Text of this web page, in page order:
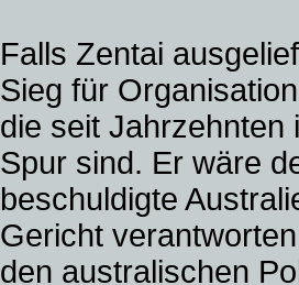
Falls Zentai
Sieg für
die seit Jahrzehnten
Spur sind. Er wäre
beschuldigte
Gericht
den australischen